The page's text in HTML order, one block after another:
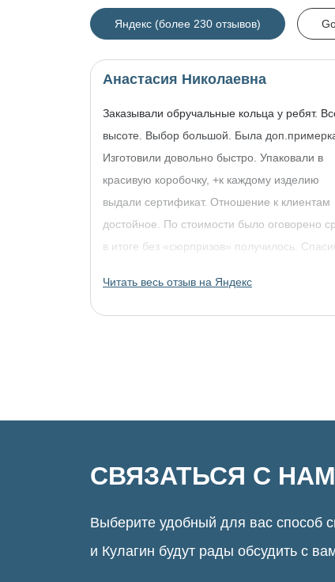
Яндекс (более 230 отзывов)
Анастасия Николаевна
Заказывали обручальные кольца у ребят.
высоте. Выбор большой. Была
Изготовили довольно быстро. Упаковали в
красивую коробочку, +к каждому изделию
выдали сертификат. Отношение к клиентам
достойное. По стоимости было оговорено
в итоге без «сюрпризов» получилось.
украшениями!
Читать весь отзыв на Яндекс
СВЯЗАТЬСЯ С
Выберите удобный для вас способ
и Кулагин будут рады обсудить с